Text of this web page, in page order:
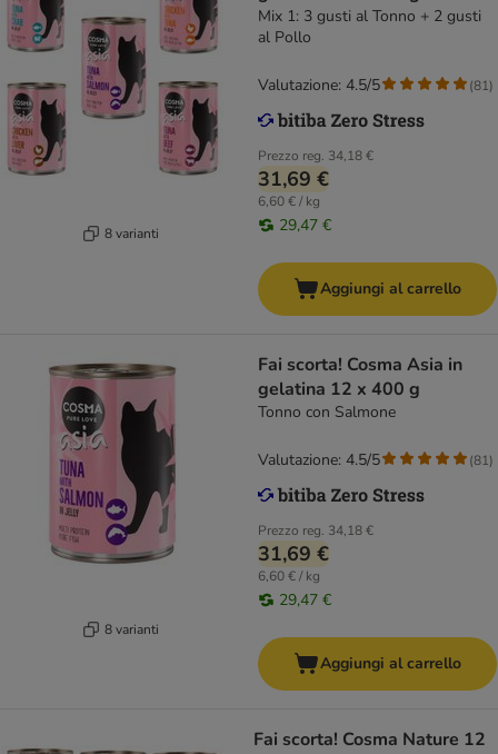
8 varianti
Mix 1: 3 gusti al Tonno + 2 gusti
al Pollo
Prezzo reg. 34,18 €
31,69 €
6,60 € / kg
29,47 €
Valutazione: 4.5/5 (81)
Aggiungi al carrello
8 varianti
Fai scorta! Cosma Asia in
gelatina 12 x 400 g
Tonno con Salmone
Prezzo reg. 34,18 €
31,69 €
6,60 € / kg
29,47 €
Valutazione: 4.5/5 (81)
Aggiungi al carrello
Fai scorta! Cosma Nature 12